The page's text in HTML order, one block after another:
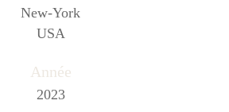
New-York
USA
Année
2023